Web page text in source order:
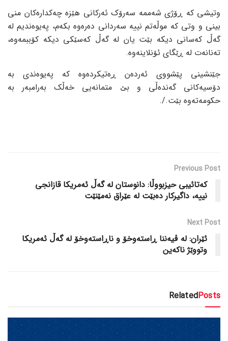
وتیشی کە ڕۆژی شەممە سەرۆک ئەرکانی هێزە چەکدارەکان منی
بینی و وتی کە موڵەتم نییە سەردانی دەرەوە بکەم، پەیوەندیم لە
گەڵ کەسانی دیکە بێت یان لە گەڵ کەسێکی دیکە کۆببمەوە،
تەنانەت لە ڕێگای ئۆنلاینەوە.
جێنشینی پێشووی ئەردەن ڕەتیکردەوە کە پەیوەندی بە
دۆسیەکانی گەندەڵی و بێ متمانەیی خەڵک بەرامبەر بە
حکومەتەوە بێت./.
Previous Post
کەتائیبی حیزبووڵا: دانوستان لە گەڵ ئەمریکا قازانجی
نییە، داگیرکار دەبێت لە عێراق نەمێنێت
Next Post
ئێران: لە ڤیەننا ڕاستەوخۆ و ناڕاستەوخۆ لە گەڵ ئەمریکا
وتووێژ ناکەین
RelatedPosts